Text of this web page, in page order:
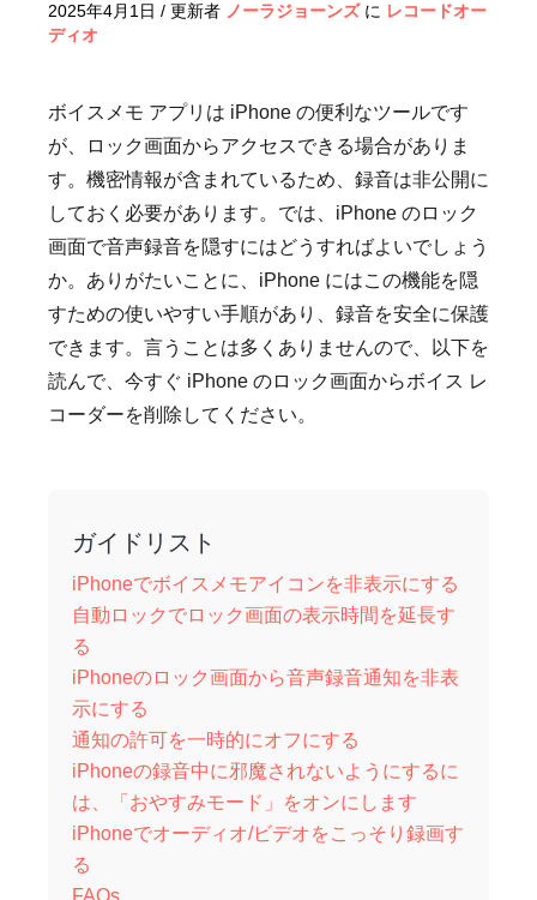
2025年4月1日 / 更新者 ノーラジョーンズに レコードオー
ディオ
ボイスメモ アプリは iPhone の便利なツールです
が、ロック画面からアクセスできる場合がありま
す。機密情報が含まれているため、録音は非公開に
しておく必要があります。では、iPhone のロック
画面で音声録音を隠すにはどうすればよいでしょう
か。ありがたいことに、iPhone にはこの機能を隠
すための使いやすい手順があり、録音を安全に保護
できます。言うことは多くありませんので、以下を
読んで、今すぐ iPhone のロック画面からボイス レ
コーダーを削除してください。
ガイドリスト
iPhoneでボイスメモアイコンを非表示にする
自動ロックでロック画面の表示時間を延長す
る
iPhoneのロック画面から音声録音通知を非表
示にする
通知の許可を一時的にオフにする
iPhoneの録音中に邪魔されないようにするに
は、「おやすみモード」をオンにします
iPhoneでオーディオ/ビデオをこっそり録画す
る
FAQs